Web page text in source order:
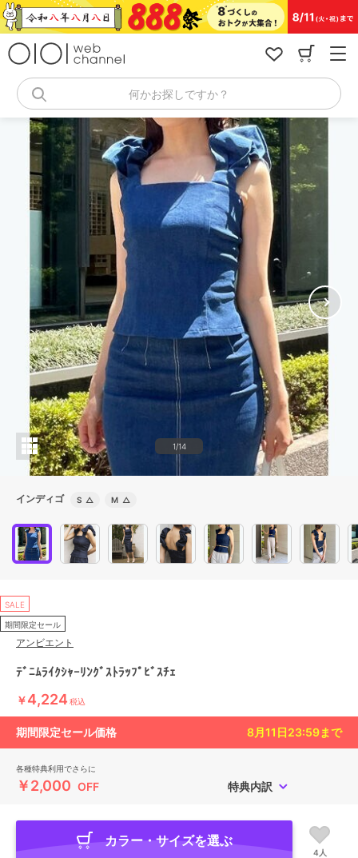
コ
ン
キ
何かお探しですか？
1/14
インディゴ S △ M △
SALE
期間限定セール
アンビエント
ﾃﾞﾆﾑﾗｲｸｼｬｰﾘﾝｸﾞｽﾄﾗｯﾌﾟﾋﾞｽﾁｪ
￥4,224 税込
期間限定セール価格 8月11日23:59まで
各種特典利用でさらに
￥2,000 OFF 特典内訳
カラー・サイズを選ぶ
4人